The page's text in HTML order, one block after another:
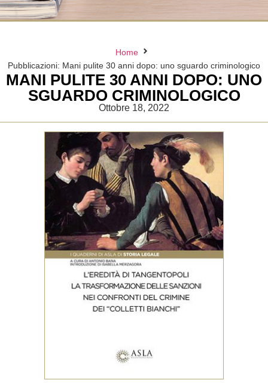
Home
Pubblicazioni: Mani pulite 30 anni dopo: uno sguardo criminologico
MANI PULITE 30 ANNI DOPO: UNO
SGUARDO CRIMINOLOGICO
Ottobre 18, 2022